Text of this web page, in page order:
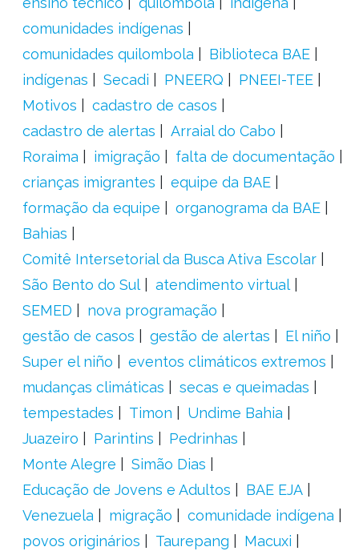
comunidades indígenas
comunidades quilombola
Biblioteca BAE
indígenas
Secadi PNEERQ
PNEEI-TEE
Motivos
cadastro de casos
cadastro de alertas
Arraial do Cabo
Roraima
imigração
falta de documentação
crianças imigrantes
equipe da BAE
formação da equipe
organograma da BAE
Bahias
Comitê Intersetorial da Busca Ativa Escolar
São Bento do Sul
atendimento virtual
SEMED
nova programação
gestão de casos
gestão de alertas
El niño
Super el niño
eventos climáticos extremos
mudanças climáticas
secas e queimadas
tempestades
Timon
Undime Bahia
Juazeiro
Parintins
Pedrinhas
Monte Alegre
Simão Dias
Educação de Jovens e Adultos
BAE EJA
Venezuela
migração
comunidade indígena
povos originários
Taurepang
Macuxi